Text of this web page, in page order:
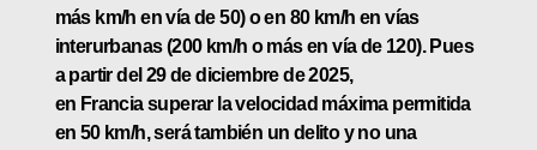
más km/h en vía de 50) o en 80 km/h en vías
interurbanas (200 km/h o más en vía de 120). Pues
a partir del 29 dediciembrede2025,
en Franciasuperar lavelocidad máximapermitida
en 50 km/h, será también un delitoy no una